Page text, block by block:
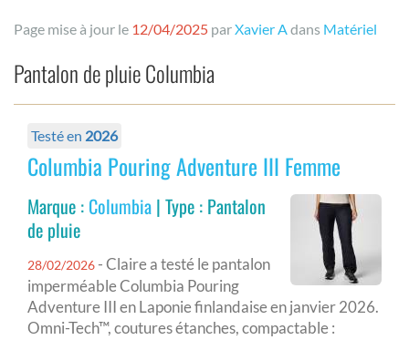
Page mise à jour le 12/04/2025 parXavier Adans Matériel
Pantalon de pluie Columbia
Testé en 2026
Columbia Pouring Adventure III Femme
Marque : Columbia | Type : Pantalon
de pluie
28/02/2026 - Claire a testé le pantalon
imperméable Columbia Pouring
Adventure III en Laponie finlandaise en janvier 2026.
Omni-Tech™, coutures étanches, compactable :